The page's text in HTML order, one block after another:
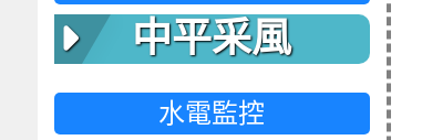
中平采風
水電監控